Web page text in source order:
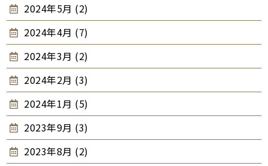
2024年5月 (2)
2024年4月 (7)
2024年3月 (2)
2024年2月 (3)
2024年1月 (5)
2023年9月 (3)
2023年8月 (2)